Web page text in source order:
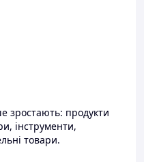
зростають: продукти
інструменти,
товари.